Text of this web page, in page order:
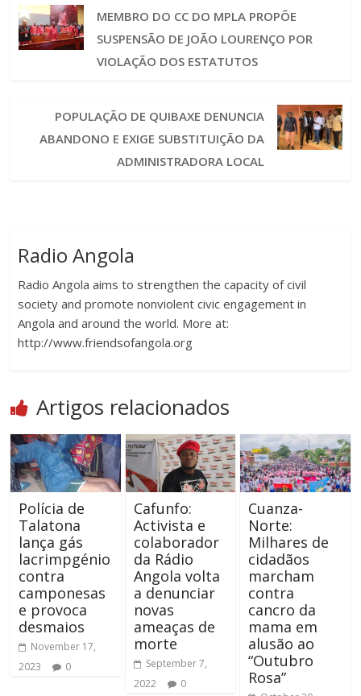
MEMBRO DO CC DO MPLA PROPÕE
SUSPENSÃO DE JOÃO LOURENÇO POR
VIOLAÇÃO DOS ESTATUTOS
POPULAÇÃO DE QUIBAXE DENUNCIA
ABANDONO E EXIGE SUBSTITUIÇÃO DA
ADMINISTRADORA LOCAL
Radio Angola
Radio Angola aims to strengthen the capacity of civil
society and promote nonviolent civic engagement in
Angola and around the world. More at:
http://www.friendsofangola.org
Artigos relacionados
Polícia de
Talatona
lança gás
lacrimpgénio
contra
camponesas
e provoca
desmaios
November 17,
2023
0
Cafunfo:
Activista e
colaborador
da Rádio
Angola volta
a denunciar
novas
ameaças de
morte
September 7,
2022
0
Cuanza-
Norte:
Milhares de
cidadãos
marcham
contra
cancro da
mama em
alusão ao
“Outubro
Rosa”